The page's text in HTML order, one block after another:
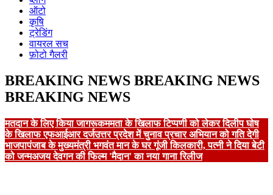
ऑटो
कृषि
ट्रेडिंग
वायरल सच
फ़ोटो गैलरी
BREAKING NEWS BREAKING NEWS
BREAKING NEWS
मतदान के लिए किया जागरूकममता के खिलाफ टिप्पणी को लेकर दिलीप घोष
के खिलाफ एफआईआर दर्जउत्तर प्रदेश में चुनाव प्रचार अभियान को गति देगी
भाजपापंजाब के मुख्यमंत्री भगवंत मान के घर गूंजी किलकारी, पत्नी ने दिया बेटी
को जन्मअजय देवगन की फिल्म 'मैदान' का नया गाना रिलीज